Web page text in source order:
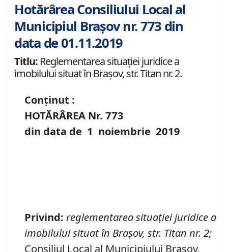
Hotărârea Consiliului Local al
Municipiul Brașov nr. 773 din
data de 01.11.2019
Titlu: Reglementarea situației juridice a
imobilului situat în Brașov, str. Titan nr. 2.
Conținut :
HOTĂRÂREA Nr. 773
din data de 1 noiembrie 2019
Privind: reglementarea situației juridice a
imobilului situat în Brașov, str. Titan nr. 2;
Consiliul Local al Municipiului Brașov,